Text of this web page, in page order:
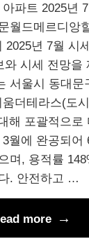
파트 2025년
월드메르디앙
2025년 7월 시
와 시세 전망을
서울시 동대문
더테라스(도
해 포괄적으로
월에 완공되어
며, 용적률
. 안전하고 …
more